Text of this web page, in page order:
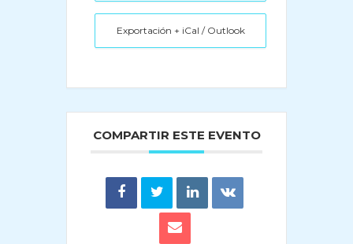
Exportación + iCal / Outlook
COMPARTIR ESTE EVENTO